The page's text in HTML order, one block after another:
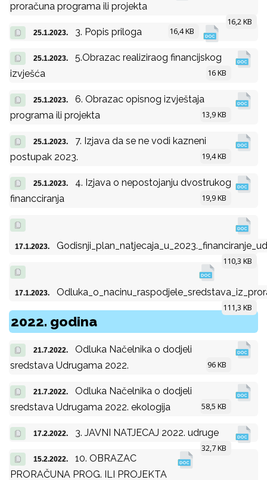
proračuna programa ili projekta
16,2 KB
25.1.2023. 3. Popis priloga 16,4 KB
25.1.2023.
5.Obrazac realiziraog financijskog
izvješća
16 KB
25.1.2023.
6. Obrazac opisnog izvještaja
programa ili projekta
13,9 KB
25.1.2023.
7. Izjava da se ne vodi kazneni
postupak 2023.
19,4 KB
25.1.2023.
4. Izjava o nepostojanju dvostrukog
financciranja
19,9 KB
17.1.2023.
110,3 KB
17.1.2023.
111,3 KB
2022. godina
21.7.2022.
Odluka Načelnika o dodjeli
sredstava Udrugama 2022.
96 KB
21.7.2022.
Odluka Načelnika o dodjeli
sredstava Udrugama 2022. ekologija
58,5 KB
17.2.2022. 3. JAVNI NATJECAJ 2022. udruge
32,7 KB
15.2.2022.
10. OBRAZAC
PRORAČUNA PROG. ILI PROJEKTA